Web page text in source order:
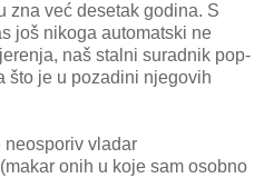
zna već desetak godina. S
još nikoga automatski ne
naš stalni suradnik pop-
što je u pozadini njegovih
neosporiv vladar
onih u koje sam osobno